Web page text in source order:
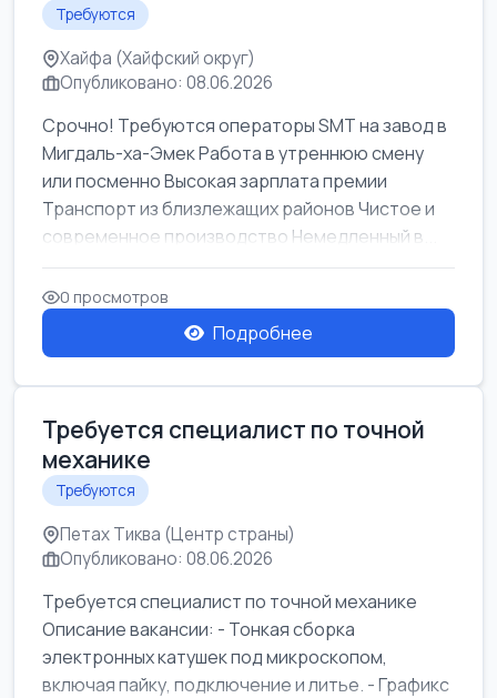
Требуются
Хайфа (Хайфский округ)
Опубликовано: 08.06.2026
Срочно! Требуются операторы SMT на завод в
Мигдаль-ха-Эмек Работа в утреннюю смену
или посменно Высокая зарплата премии
Транспорт из близлежащих районов Чистое и
современное производство Немедленный в...
0 просмотров
Подробнее
Требуется специалист по точной
механике
Требуются
Петах Тиква (Центр страны)
Опубликовано: 08.06.2026
Требуется специалист по точной механике
Описание вакансии: - Тонкая сборка
электронных катушек под микроскопом,
включая пайку, подключение и литье. - Графикс